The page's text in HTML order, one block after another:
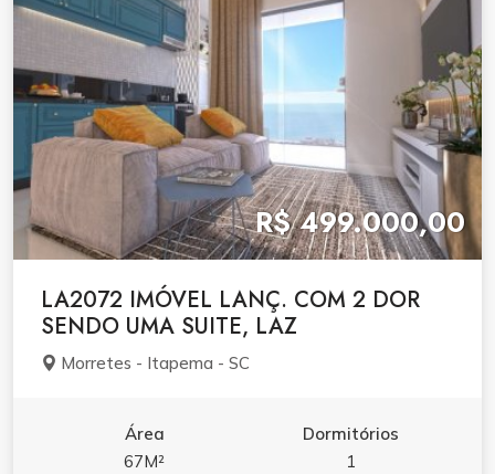
R$ 499.000,00
LA2072 IMÓVEL LANÇ. COM 2 DOR
SENDO UMA SUITE, LAZ
Morretes - Itapema - SC
Área
67M²
Dormitórios
1